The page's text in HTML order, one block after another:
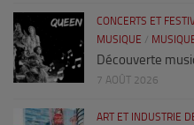
CONCERTS ET
MUSIQUE /
Découverte
7 AOÛT 2026
ART ET INDUSTRIE